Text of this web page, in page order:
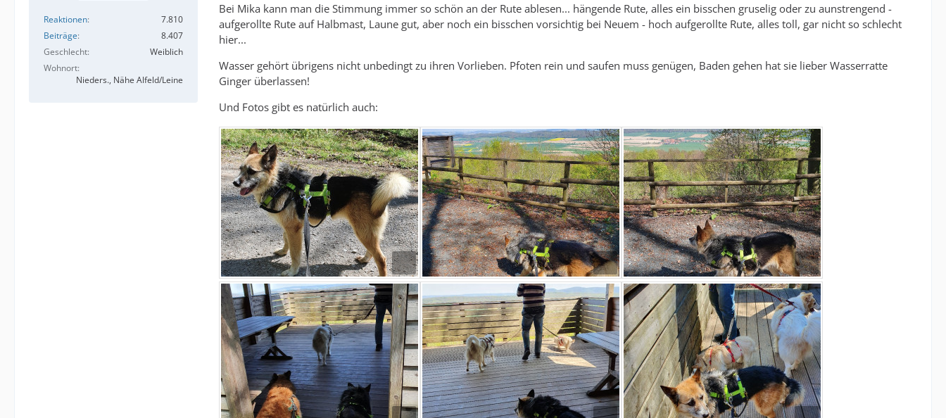
Reaktionen
7.810
Beiträge
8.407
Geschlecht
Weiblich
Wohnort
Nieders., Nähe Alfeld/Leine
Bei Mika kann man die Stimmung immer so schön an der Rute ablesen... hängende Rute, alles ein bisschen gruselig oder zu aunstrengend -
aufgerollte Rute auf Halbmast, Laune gut, aber noch ein bisschen vorsichtig bei Neuem - hoch aufgerollte Rute, alles toll, gar nicht so schlecht
hier...
Wasser gehört übrigens nicht unbedingt zu ihren Vorlieben. Pfoten rein und saufen muss genügen, Baden gehen hat sie lieber Wasserratte
Ginger überlassen!
Und Fotos gibt es natürlich auch: